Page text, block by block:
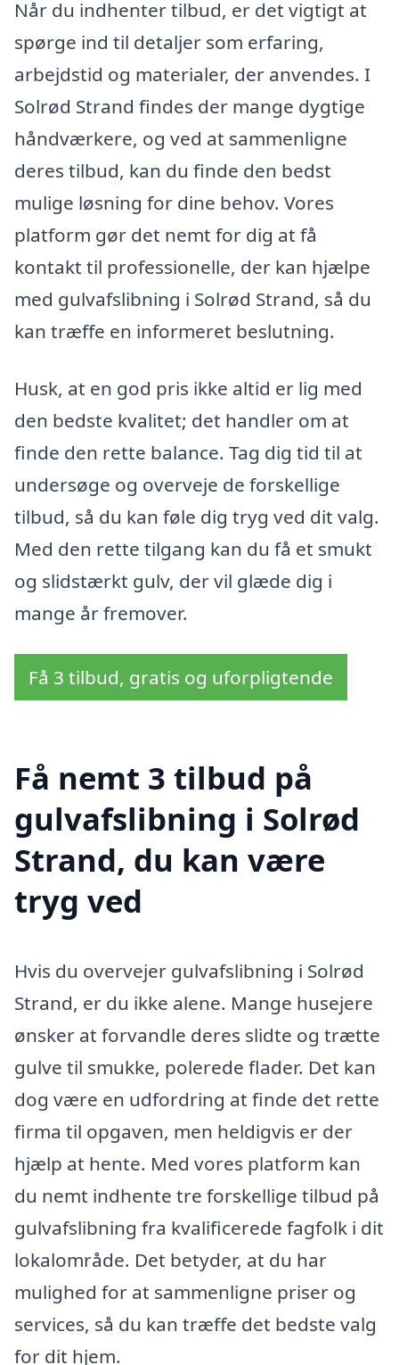
Når du indhenter tilbud, er det vigtigt at
spørge ind til detaljer som erfaring,
arbejdstid og materialer, der anvendes. I
Solrød Strand findes der mange dygtige
håndværkere, og ved at sammenligne
deres tilbud, kan du finde den bedst
mulige løsning for dine behov. Vores
platform gør det nemt for dig at få
kontakt til professionelle, der kan hjælpe
med gulvafslibning i Solrød Strand, så du
kan træffe en informeret beslutning.
Husk, at en god pris ikke altid er lig med
den bedste kvalitet; det handler om at
finde den rette balance. Tag dig tid til at
undersøge og overveje de forskellige
tilbud, så du kan føle dig tryg ved dit valg.
Med den rette tilgang kan du få et smukt
og slidstærkt gulv, der vil glæde dig i
mange år fremover.
Få 3 tilbud, gratis og uforpligtende
Få nemt 3 tilbud på
gulvafslibning i Solrød
Strand, du kan være
tryg ved
Hvis du overvejer gulvafslibning i Solrød
Strand, er du ikke alene. Mange husejere
ønsker at forvandle deres slidte og trætte
gulve til smukke, polerede flader. Det kan
dog være en udfordring at finde det rette
firma til opgaven, men heldigvis er der
hjælp at hente. Med vores platform kan
du nemt indhente tre forskellige tilbud på
gulvafslibning fra kvalificerede fagfolk i dit
lokalområde. Det betyder, at du har
mulighed for at sammenligne priser og
services, så du kan træffe det bedste valg
for dit hjem.